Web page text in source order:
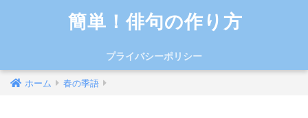
簡単！俳句の作り方
プライバシーポリシー
ホーム 春の季語